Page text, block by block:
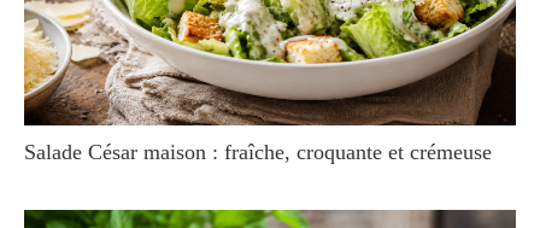
Salade César maison : fraîche, croquante et crémeuse